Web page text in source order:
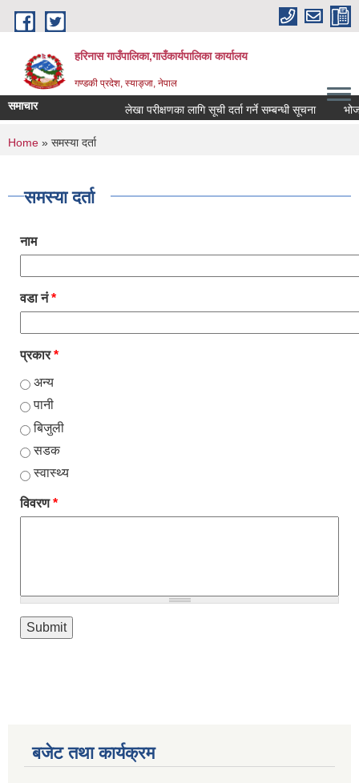
Skip to main content
हरिनास गाउँपालिका,गाउँकार्यपालिका कार्यालय
गण्डकी प्रदेश, स्याङ्जा, नेपाल
समाचार लेखा परीक्षणका लागि सूची दर्ता गर्ने सम्बन्धी सूचना भोज
You are here
Home » समस्या दर्ता
समस्या दर्ता
नाम
वडा नं*
प्रकार*
अन्य
पानी
बिजुली
सडक
स्वास्थ्य
विवरण*
बजेट तथा कार्यक्रम